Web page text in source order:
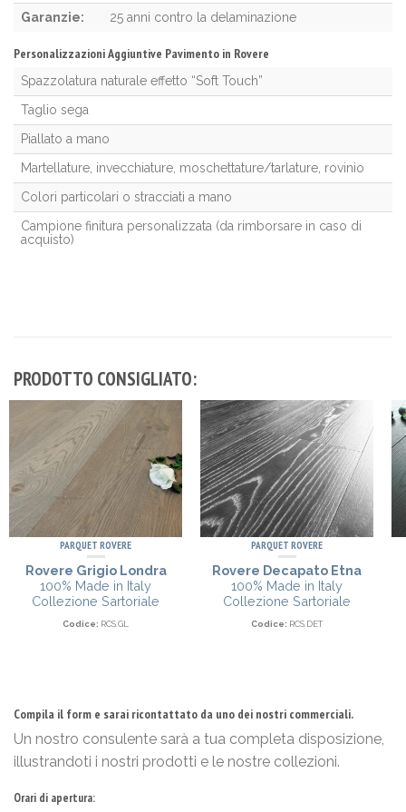
Garanzie: 25 anni contro la delaminazione
Personalizzazioni Aggiuntive Pavimento in Rovere
Spazzolatura naturale effetto “Soft Touch”
Taglio sega
Piallato a mano
Martellature, invecchiature, moschettature/tarlature, rovinio
Colori particolari o stracciati a mano
Campione finitura personalizzata (da rimborsare in caso di
acquisto)
PRODOTTO CONSIGLIATO:
PARQUET ROVERE
Rovere Grigio Londra
100% Made in Italy
Collezione Sartoriale
Codice: RCS.GL
PARQUET ROVERE
Rovere Decapato Etna
100% Made in Italy
Collezione Sartoriale
Codice: RCS.DET
Compila il form e sarai ricontattato da uno dei nostri commerciali.
Un nostro consulente sarà a tua completa disposizione,
illustrandoti i nostri prodotti e le nostre collezioni.
Orari di apertura: